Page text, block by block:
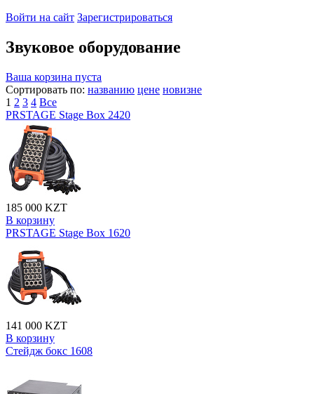
Войти на сайт Зарегистрироваться
Звуковое оборудование
Ваша корзина пуста
Сортировать по: названию цене новизне
1 2 3 4 Все
PRSTAGE Stage Box 2420
185 000 KZT
В корзину
PRSTAGE Stage Box 1620
141 000 KZT
В корзину
Стейдж бокс 1608